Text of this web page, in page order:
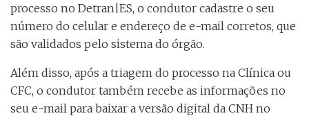
processo no Detran|ES, o condutor cadastre o seu
número do celular e endereço de e-mail corretos, que
são validados pelo sistema do órgão.
Além disso, após a triagem do processo na Clínica ou
CFC, o condutor também recebe as informações no
seu e-mail para baixar a versão digital da CNH no